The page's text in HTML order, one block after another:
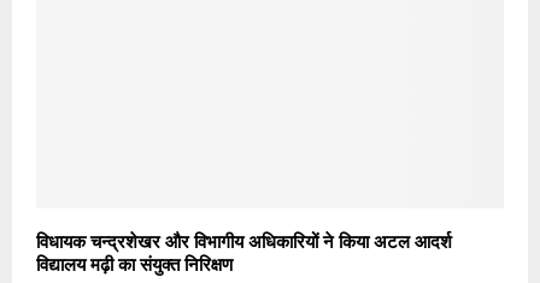
विधायक चन्द्रशेखर और विभागीय अधिकारियों ने किया अटल आदर्श
विद्यालय मढ़ी का संयुक्त निरिक्षण